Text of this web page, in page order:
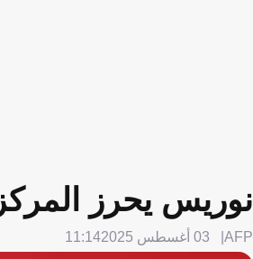
نوريس يحرز
AFP 03 أغسطس 2025 11:14